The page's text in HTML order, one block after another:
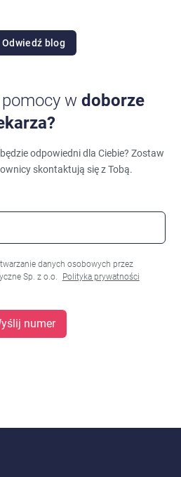
Odwiedź blog
w doborze
odpowiedni dla Ciebie?Zostaw
skontaktują się z Tobą.
danych osobowych przez
Sp. z o.o.
Polityka prywatności
numer